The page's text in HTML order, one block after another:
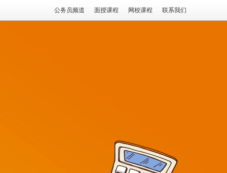
公务员频道 面授课程 网校课程 联系我们